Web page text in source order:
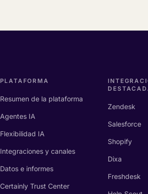
PLATAFORMA
Resumen de la plataforma
Agentes IA
Flexibilidad IA
Integraciones y canales
Datos e informes
Certainly Trust Center
Zendesk
Salesforce
Shopify
Dixa
Freshdesk